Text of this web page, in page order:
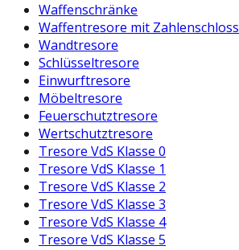
Waffenschränke
Waffentresore mit Zahlenschloss
Wandtresore
Schlüsseltresore
Einwurftresore
Möbeltresore
Feuerschutztresore
Wertschutztresore
Tresore VdS Klasse 0
Tresore VdS Klasse 1
Tresore VdS Klasse 2
Tresore VdS Klasse 3
Tresore VdS Klasse 4
Tresore VdS Klasse 5